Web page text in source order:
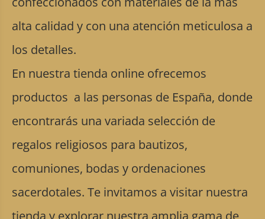
alta calidad y con una atención meticulosa a
los detalles.
En nuestra tienda online ofrecemos
productos a las personas de España, donde
encontrarás una variada selección de
regalos religiosos para bautizos,
comuniones, bodas y ordenaciones
sacerdotales. Te invitamos a visitar nuestra
tienda y explorar nuestra amplia gama de